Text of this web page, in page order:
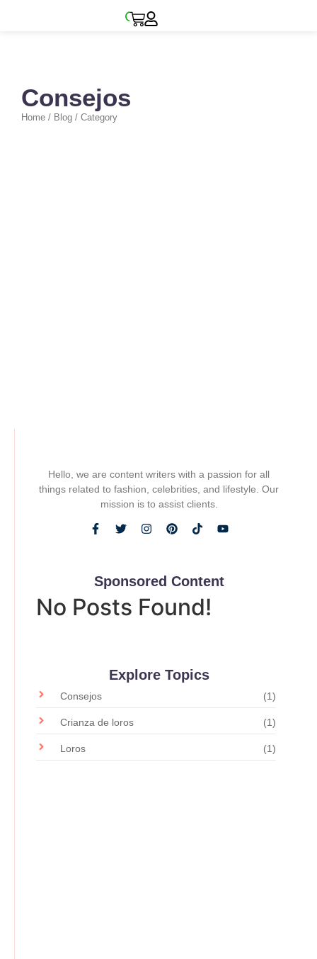
Consejos
Home / Blog / Category
Hello, we are content writers with a passion for all
things related to fashion, celebrities, and lifestyle. Our
mission is to assist clients.
Sponsored Content
No Posts Found!
Explore Topics
Consejos (1)
Crianza de loros (1)
Loros (1)